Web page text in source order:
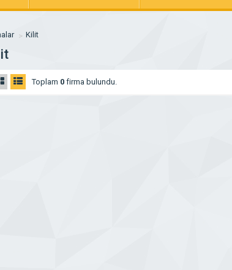
Kilit
Toplam 0 firma bulundu.